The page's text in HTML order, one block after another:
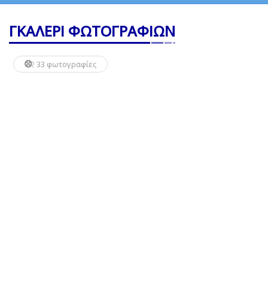
ΓΚΑΛΕΡΙ ΦΩΤΟΓΡΑΦΙΩΝ
33 φωτογραφίες